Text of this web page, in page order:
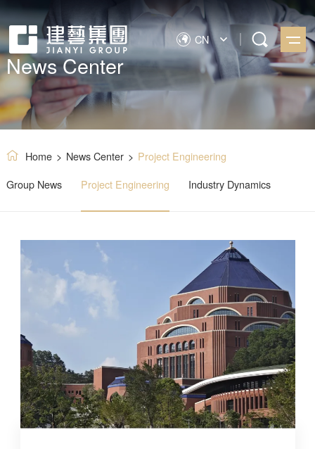
CN
News Center
Group News Project Engineering Industry Dynamics
Home > News Center > Project Engineering